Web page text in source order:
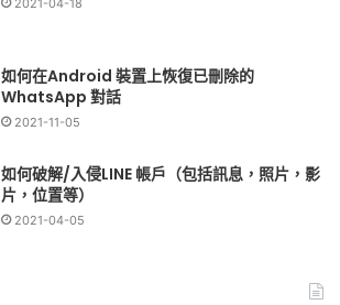
2021-04-18
如何在Android 裝置上恢復已刪除的
WhatsApp 對話
2021-11-05
如何破解/入侵LINE 帳戶（包括訊息，照片，影
片，位置等）
2021-04-05